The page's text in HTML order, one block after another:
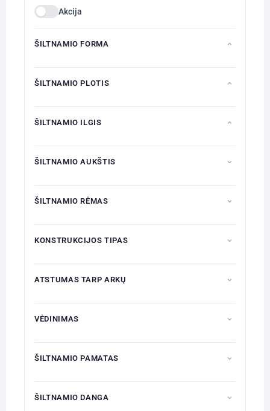
Akcija
ŠILTNAMIO FORMA
ŠILTNAMIO PLOTIS
ŠILTNAMIO ILGIS
ŠILTNAMIO AUKŠTIS
ŠILTNAMIO RĖMAS
KONSTRUKCIJOS TIPAS
ATSTUMAS TARP ARKŲ
VĖDINIMAS
ŠILTNAMIO PAMATAS
ŠILTNAMIO DANGA